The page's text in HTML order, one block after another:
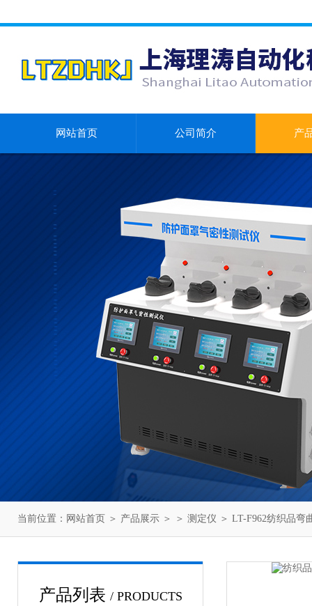
网站首页 公司简介 产
当前位置： 网站首页 ＞ 产品展示 ＞ ＞ 测定仪 ＞ LT-F962纺织品弯
产品列表 / PRODUCTS